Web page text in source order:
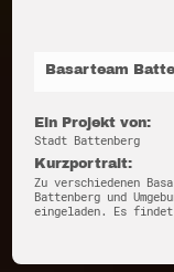
Basarteam
Ein Projekt von:
Stadt Battenberg
Kurzportrait:
Zu verschiedenen
Battenberg und
eingeladen. Es